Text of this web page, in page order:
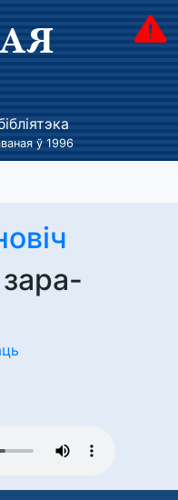
ў 1996